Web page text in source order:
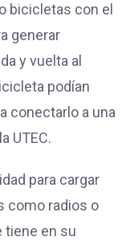
bicicletas con el
generar
y vuelta al
podían
conectarlo a una
UTEC.
para cargar
como radios o
tiene en su